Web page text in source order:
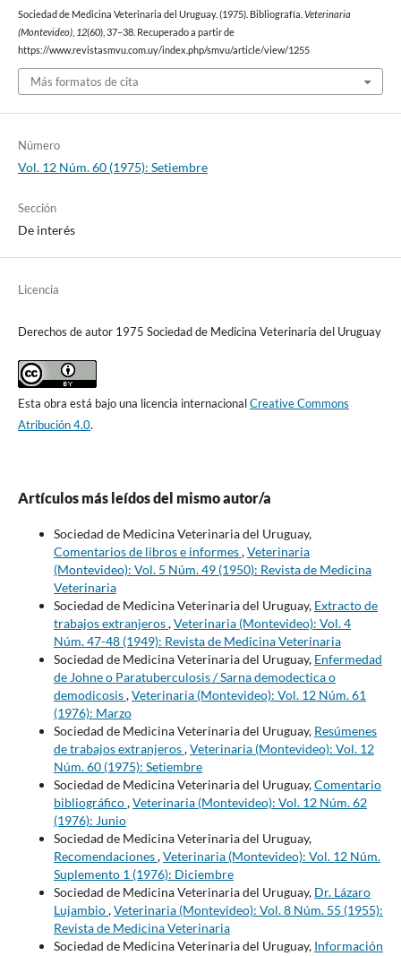
Sociedad de Medicina Veterinaria del Uruguay. (1975). Bibliografía. Veterinaria
(Montevideo), 12(60), 37–38. Recuperado a partir de
https://www.revistasmvu.com.uy/index.php/smvu/article/view/1255
Más formatos de cita
Número
Vol. 12 Núm. 60 (1975): Setiembre
Sección
De interés
Licencia
Derechos de autor 1975 Sociedad de Medicina Veterinaria del Uruguay
Esta obra está bajo una licencia internacionalCreative Commons
Atribución 4.0.
Artículos más leídos del mismo autor/a
Sociedad de Medicina Veterinaria del Uruguay,
Comentarios de libros e informes,Veterinaria
(Montevideo): Vol. 5 Núm. 49 (1950): Revista de Medicina
Veterinaria
Sociedad de Medicina Veterinaria del Uruguay, Extracto de
trabajos extranjeros,Veterinaria (Montevideo): Vol. 4
Núm. 47-48 (1949): Revista de Medicina Veterinaria
Sociedad de Medicina Veterinaria del Uruguay, Enfermedad
de Johne o Paratuberculosis / Sarna demodectica o
demodicosis,Veterinaria (Montevideo): Vol. 12 Núm. 61
(1976): Marzo
Sociedad de Medicina Veterinaria del Uruguay, Resúmenes
de trabajos extranjeros,Veterinaria (Montevideo): Vol. 12
Núm. 60 (1975): Setiembre
Sociedad de Medicina Veterinaria del Uruguay,Comentario
bibliográfico,Veterinaria (Montevideo): Vol. 12 Núm. 62
(1976): Junio
Sociedad de Medicina Veterinaria del Uruguay,
Recomendaciones,Veterinaria (Montevideo): Vol. 12 Núm.
Suplemento 1 (1976): Diciembre
Sociedad de Medicina Veterinaria del Uruguay, Dr. Lázaro
Lujambio,Veterinaria (Montevideo): Vol. 8 Núm. 55 (1955):
Revista de Medicina Veterinaria
Sociedad de Medicina Veterinaria del Uruguay, Información